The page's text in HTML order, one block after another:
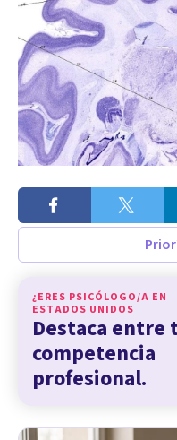
¿ERES PSICÓLOGO/A EN
ESTADOS UNIDOS
Destaca entre
competencia
profesional.